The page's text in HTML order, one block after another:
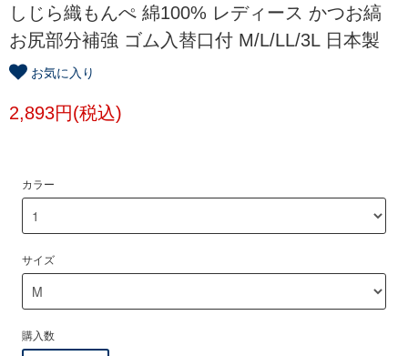
しじら織もんぺ 綿100% レディース かつお縞
お尻部分補強 ゴム入替口付 M/L/LL/3L 日本製
お気に入り
2,893円(税込)
カラー
サイズ
購入数